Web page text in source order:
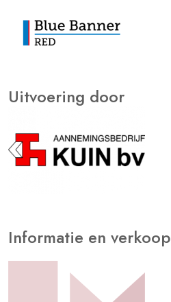
Uitvoering door
Informatie en verkoop